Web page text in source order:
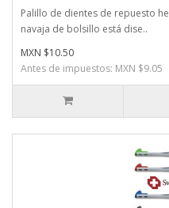
Palillo de dientes de repuesto
navaja de bolsillo está dise..
MXN $10.50
Antes de impuestos: MXN $9.05